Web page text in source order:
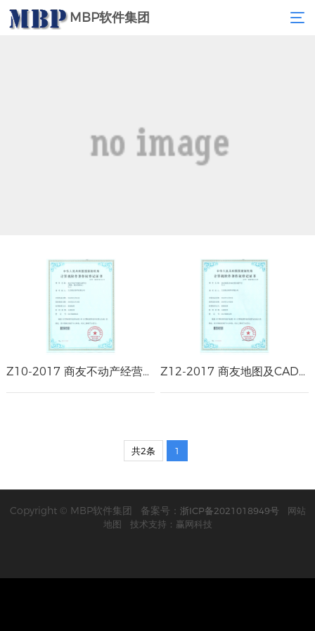
MBP软件集团
Z10-2017 商友不动产经营分析平台V1.0 著作权证书 Z12-2017 商友地图及CAD位置分析平台V1.0著作权证书
共2条 1
Copyright © MBP软件集团 备案号： 浙ICP备2021018949号
网站
地图
技术支持：赢网科技